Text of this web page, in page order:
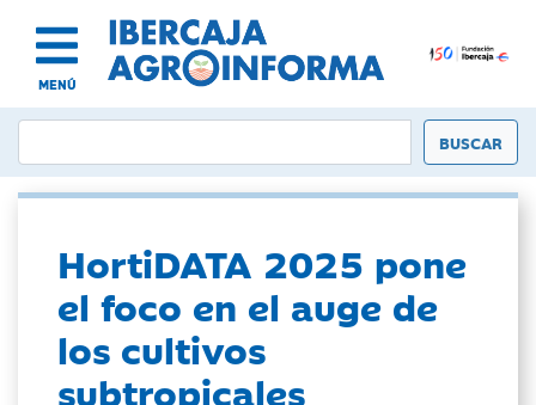
MENÚ
HortiDATA 2025 pone
el foco en el auge de
los cultivos
subtropicales